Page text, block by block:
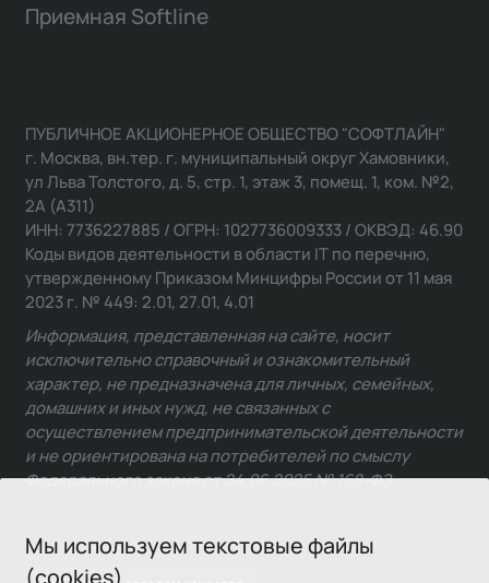
Мы используем текстовые файлы
(cookies)
Приемная Softline
ПУБЛИЧНОЕ АКЦИОНЕРНОЕ ОБЩЕСТВО "СОФТЛАЙН"
г. Москва, вн.тер. г. муниципальный округ Хамовники,
ул Льва Толстого, д. 5, стр. 1, этаж 3, помещ. 1, ком. №2,
2А (А311)
ИНН: 7736227885 / ОГРН: 1027736009333 / ОКВЭД: 46.90
Коды видов деятельности в области IT по перечню,
утвержденному Приказом Минцифры России от 11 мая
2023 г. № 449: 2.01, 27.01, 4.01
Информация, представленная на сайте, носит
исключительно справочный и ознакомительный
характер, не предназначена для личных, семейных,
домашних и иных нужд, не связанных с
осуществлением предпринимательской деятельности
и не ориентирована на потребителей по смыслу
Федерального закона от 24.06.2025 № 168-ФЗ.